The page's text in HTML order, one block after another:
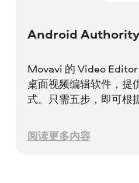
Android Authority
Movavi 的 Video
桌面视频编辑软件，提
式。只需五步，即可根
阅读更多内容